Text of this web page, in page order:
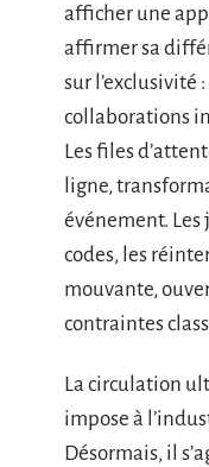
afficher une
affirmer sa
sur l’exclusivité
collaborations
Les files
ligne,
événement. Les
codes, les
mouvante,
contraintes
La circulation
impose à
Désormais, il